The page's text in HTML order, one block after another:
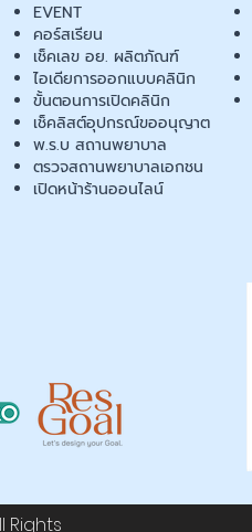
EVENT
คอร์สเรียน
เช็คเลข อย. ผลิตภัณฑ์
ไอเดียการออกแบบคลินิก
ขั้นตอนการเปิดคลินิก
เช็คลิสต์อุปกรณ์ขออนุญาต
พ.ร.บ สถานพยาบาล
ตรวจสถานพยาบาลเอกชน
เปิดหน้าร้านออนไลน์
Rights